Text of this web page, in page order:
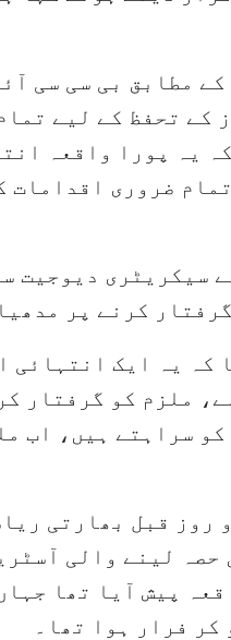
مطابق بی سی سی
کے تحفظ کے لیے
یہ پورا واقعہ
ضروری اقدامات
سیکریٹری دیوجیت
کرنے پر
کہ یہ ایک انتہائی
ملزم کو گرفتار
سراہتے ہیں، اب
روز قبل بھارتی
حصہ لینے والی
پیش آیا تھا
کر فرار ہوا تھا۔